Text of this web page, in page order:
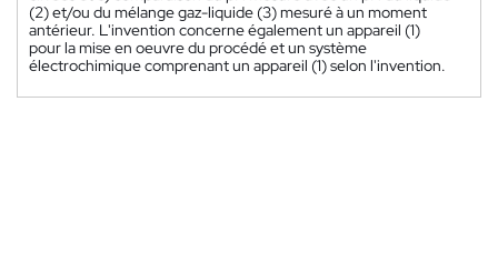
(2) et/ou du mélange gaz-liquide (3) mesuré à un moment
antérieur. L'invention concerne également un appareil (1)
pour la mise en oeuvre du procédé et un système
électrochimique comprenant un appareil (1) selon l'invention.